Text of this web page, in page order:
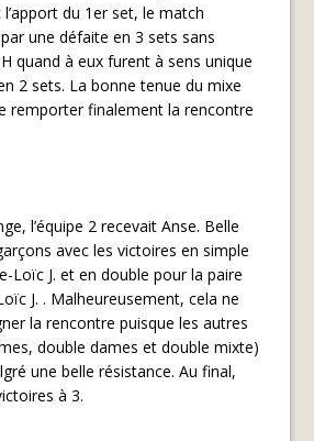
du 1er set, le match
une défaite en 3 sets sans
quand à eux furent à sens unique
2 sets. La bonne tenue du mixe
remporter finalement la rencontre
l’équipe 2 recevait Anse. Belle
avec les victoires en simple
Loïc J. et en double pour la paire
J. . Malheureusement, cela ne
la rencontre puisque les autres
double dames et double mixte)
une belle résistance. Au final,
à 3.